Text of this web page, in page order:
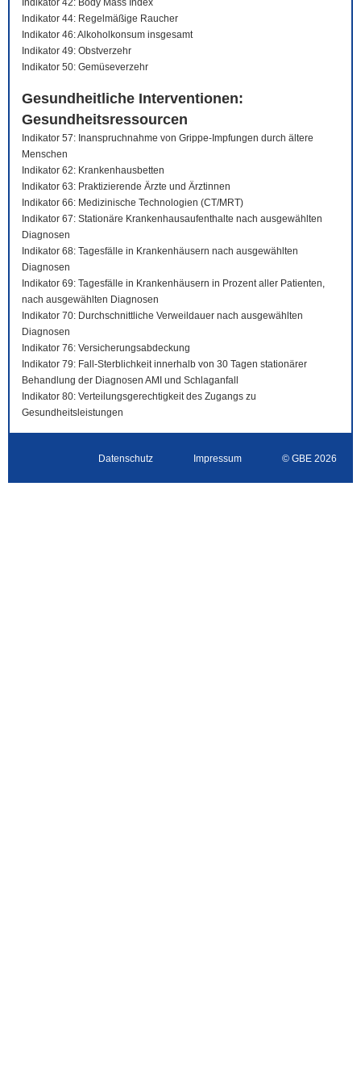
Indikator 42: Body Mass Index
Indikator 44: Regelmäßige Raucher
Indikator 46: Alkoholkonsum insgesamt
Indikator 49: Obstverzehr
Indikator 50: Gemüseverzehr
Gesundheitliche Interventionen:
Gesundheitsressourcen
Indikator 57: Inanspruchnahme von Grippe-Impfungen durch ältere
Menschen
Indikator 62: Krankenhausbetten
Indikator 63: Praktizierende Ärzte und Ärztinnen
Indikator 66: Medizinische Technologien (CT/MRT)
Indikator 67: Stationäre Krankenhausaufenthalte nach ausgewählten
Diagnosen
Indikator 68: Tagesfälle in Krankenhäusern nach ausgewählten
Diagnosen
Indikator 69: Tagesfälle in Krankenhäusern in Prozent aller Patienten,
nach ausgewählten Diagnosen
Indikator 70: Durchschnittliche Verweildauer nach ausgewählten
Diagnosen
Indikator 76: Versicherungsabdeckung
Indikator 79: Fall-Sterblichkeit innerhalb von 30 Tagen stationärer
Behandlung der Diagnosen AMI und Schlaganfall
Indikator 80: Verteilungsgerechtigkeit des Zugangs zu
Gesundheitsleistungen
Datenschutz Impressum © GBE 2026